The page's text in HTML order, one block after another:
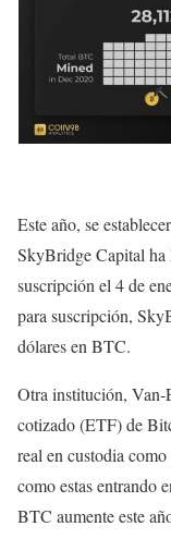
Este año, se
SkyBridge Capital ha
suscripción el 4 de
para suscripción,
dólares en BTC.
Otra institución,
cotizado (ETF) de
real en custodia
como estas entrando
BTC aumente este